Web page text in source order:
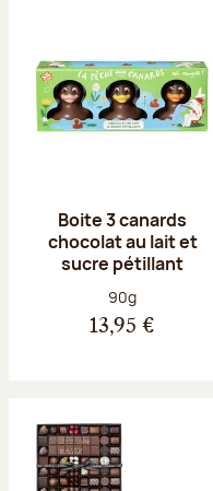
Boite 3 canards
chocolat au lait et
sucre pétillant
Poids net :
90g
13,95 €